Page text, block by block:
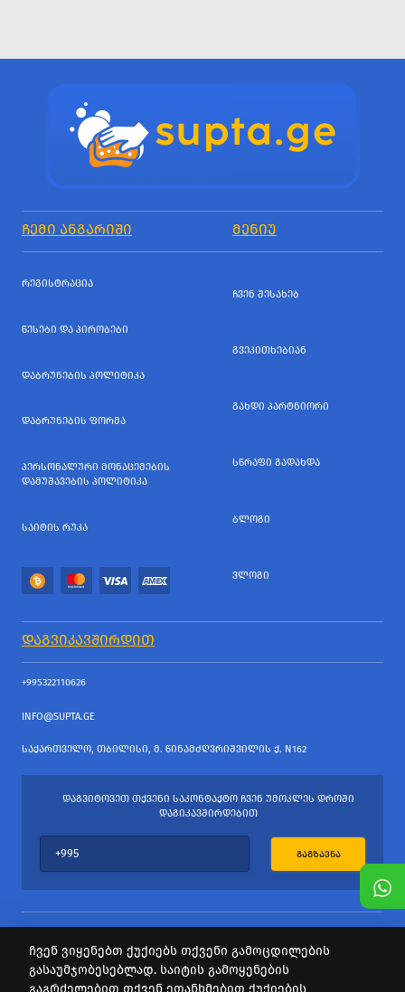
ᲩᲔᲛᲘ ᲐᲜᲒᲐᲠᲘᲨᲘ ᲛᲔᲜᲘᲣ
ᲠᲔᲒᲘᲡᲢᲠᲐᲪᲘᲐ
ᲬᲔᲡᲔᲑᲘ ᲓᲐ ᲞᲘᲠᲝᲑᲔᲑᲘ
ᲓᲐᲑᲠᲣᲜᲔᲑᲘᲡ ᲞᲝᲚᲘᲢᲘᲙᲐ
ᲓᲐᲑᲠᲣᲜᲔᲑᲘᲡ ᲤᲝᲠᲛᲐ
ᲞᲔᲠᲡᲝᲜᲐᲚᲣᲠᲘ ᲛᲝᲜᲐᲪᲔᲛᲔᲑᲘᲡ
ᲓᲐᲛᲣᲨᲐᲕᲔᲑᲘᲡ ᲞᲝᲚᲘᲢᲘᲙᲐ
ᲡᲐᲘᲢᲘᲡ ᲠᲣᲙᲐ
ᲩᲕᲔᲜ ᲨᲔᲡᲐᲮᲔᲑ
ᲒᲕᲔᲙᲘᲗᲮᲔᲑᲘᲐᲜ
ᲒᲐᲮᲓᲘ ᲞᲐᲠᲢᲜᲘᲝᲠᲘ
ᲡᲬᲠᲐᲤᲘ ᲒᲐᲓᲐᲮᲓᲐ
ᲑᲚᲝᲒᲘ
ᲕᲚᲝᲒᲘ
ᲓᲐᲒᲕᲘᲙᲐᲕᲨᲘᲠᲓᲘᲗ
+995322110626
INFO@SUPTA.GE
ᲡᲐᲥᲐᲠᲗᲕᲔᲚᲝ, ᲗᲑᲘᲚᲘᲡᲘ, Მ. ᲬᲘᲜᲐᲛᲫᲦᲕᲠᲘᲨᲕᲘᲚᲘᲡ Ქ. N162
ᲓᲐᲒᲕᲘᲢᲝᲕᲔᲗ ᲗᲥᲕᲔᲜᲘ ᲡᲐᲙᲝᲜᲢᲐᲥᲢᲝ ᲩᲕᲔᲜ ᲣᲛᲝᲙᲚᲔᲡ ᲓᲠᲝᲨᲘ
ᲓᲐᲒᲘᲙᲐᲕᲨᲘᲠᲓᲔᲑᲘᲗ
ᲒᲐᲒᲖᲐᲕᲜᲐ
ყველა უფლება დაცულია
ჩვენ ვიყენებთ ქუქიებს თქვენი გამოცდილების
გასაუმჯობესებლად. საიტის გამოყენების
გაგრძელებით თქვენ ეთანხმებით ქუქიების